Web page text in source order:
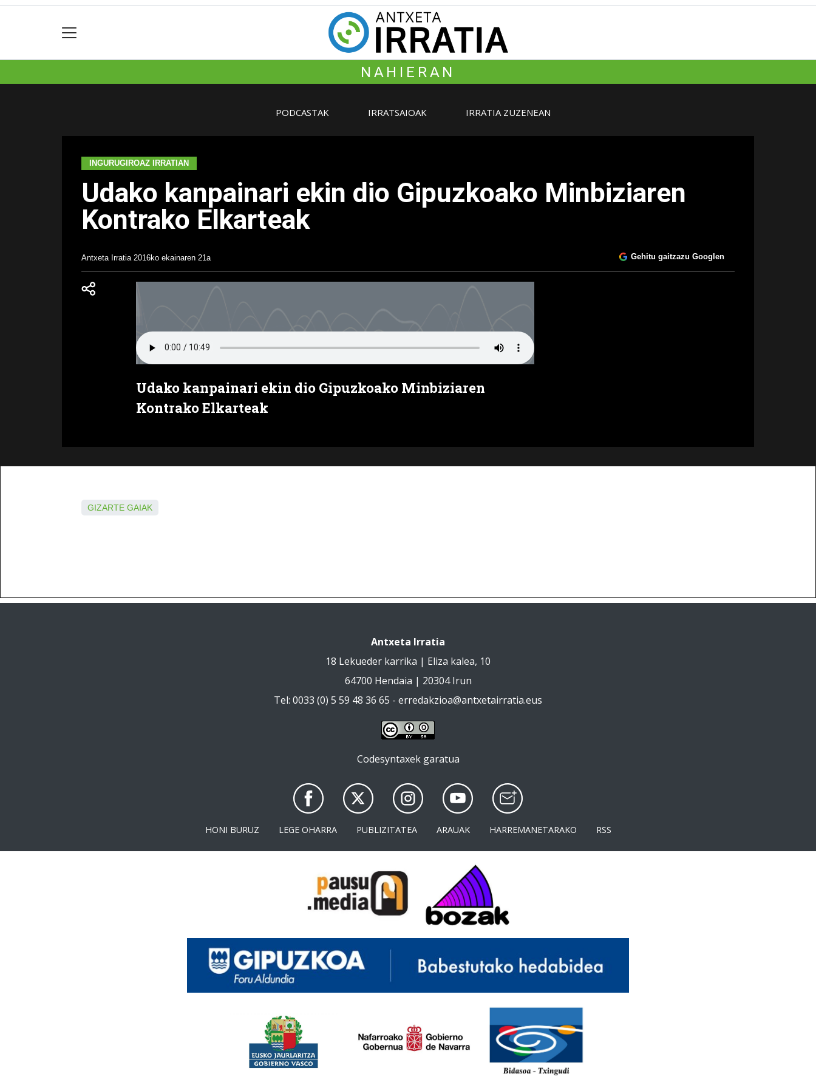
NAHIERAN
PODCASTAK IRRATSAIOAK IRRATIA ZUZENEAN
INGURUGIROAZ IRRATIAN
Udako kanpainari ekin dio Gipuzkoako Minbiziaren
Kontrako Elkarteak
Antxeta Irratia 2016ko ekainaren 21a Gehitu gaitzazu Googlen
Udako kanpainari ekin dio Gipuzkoako Minbiziaren
Kontrako Elkarteak
GIZARTE GAIAK
Antxeta Irratia
18 Lekueder karrika | Eliza kalea, 10
64700 Hendaia | 20304 Irun
Tel: 0033 (0) 5 59 48 36 65 - erredakzioa@antxetairratia.eus
Codesyntaxek garatua
HONI BURUZ LEGE OHARRA PUBLIZITATEA ARAUAK HARREMANETARAKO RSS